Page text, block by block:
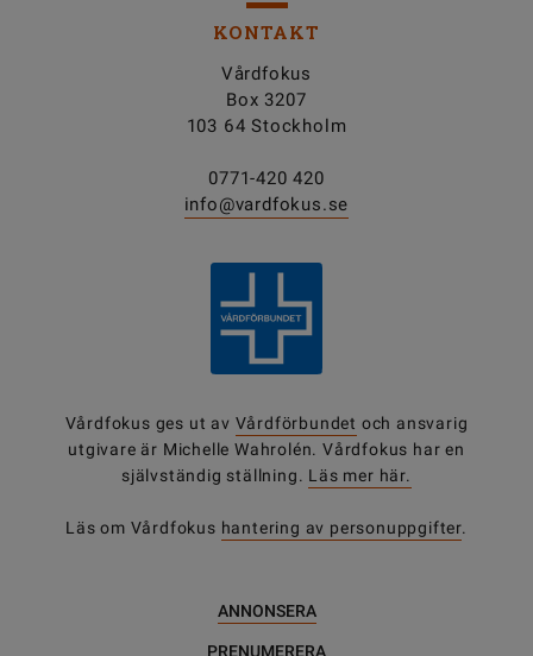
KONTAKT
Vårdfokus
Box 3207
103 64 Stockholm
0771-420 420
info@vardfokus.se
Vårdfokus ges ut av Vårdförbundet och ansvarig
utgivare är Michelle Wahrolén. Vårdfokus har en
självständig ställning. Läs mer här.
Läs om Vårdfokus hantering av personuppgifter.
ANNONSERA
PRENUMERERA